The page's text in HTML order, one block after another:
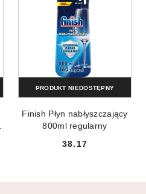
Finish Płyn nabłyszczający
800ml regularny
38.17
PRODUKT NIEDOSTĘPNY